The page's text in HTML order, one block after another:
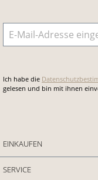
E-Mail-Adresse
Ich habe die
gelesen und bin mit ihnen
EINKAUFEN
SERVICE